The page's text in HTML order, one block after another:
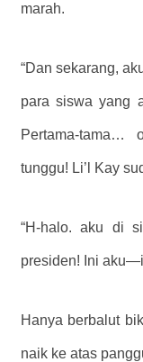
marah.
“Dan sekarang,
para siswa yang
Pertama-tama…
tunggu! Li’l Kay
“H-halo. aku di
presiden! Ini
Hanya berbalut
naik ke atas